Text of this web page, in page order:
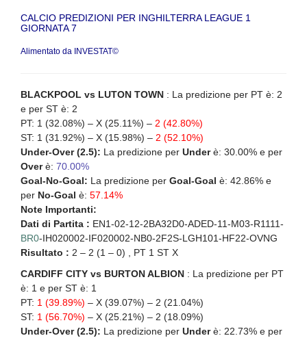
CALCIO PREDIZIONI PER INGHILTERRA LEAGUE 1
GIORNATA 7
Alimentato da INVESTAT©
BLACKPOOL vs LUTON TOWN : La predizione per PT è: 2
e per ST è: 2
PT: 1 (32.08%) – X (25.11%) – 2 (42.80%)
ST: 1 (31.92%) – X (15.98%) – 2 (52.10%)
Under-Over (2.5): La predizione per Underè: 30.00% e per
Overè: 70.00%
Goal-No-Goal: La predizione per Goal-Goal è: 42.86% e
per No-Goal è: 57.14%
Note Importanti:
Dati di Partita : EN1-02-12-2BA32D0-ADED-11-M03-R1111-
BR0-IH020002-IF020002-NB0-2F2S-LGH101-HF22-OVNG
Risultato : 2 – 2 (1 – 0) , PT 1 ST X
CARDIFF CITY vs BURTON ALBION : La predizione per PT
è: 1 e per ST è: 1
PT: 1 (39.89%) – X (39.07%) – 2 (21.04%)
ST: 1 (56.70%) – X (25.21%) – 2 (18.09%)
Under-Over (2.5): La predizione per Underè: 22.73% e per